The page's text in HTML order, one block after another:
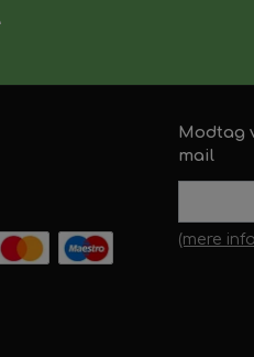
Modtag
mail
(mere